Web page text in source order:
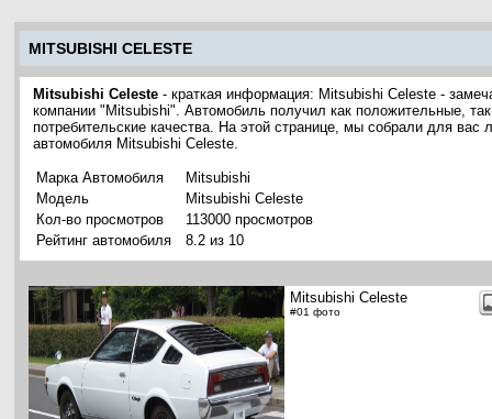
MITSUBISHI CELESTE
Mitsubishi Celeste - краткая информация: Mitsubishi Celeste -
компании "Mitsubishi". Автомобиль получил как положительные,
потребительские качества. На этой странице, мы собрали для
автомобиля Mitsubishi Celeste.
Марка Автомобиля
Mitsubishi
Модель
Mitsubishi Celeste
Кол-во просмотров
113000 просмотров
Рейтинг автомобиля
8.2 из 10
Mitsubishi Celeste
#01 фото